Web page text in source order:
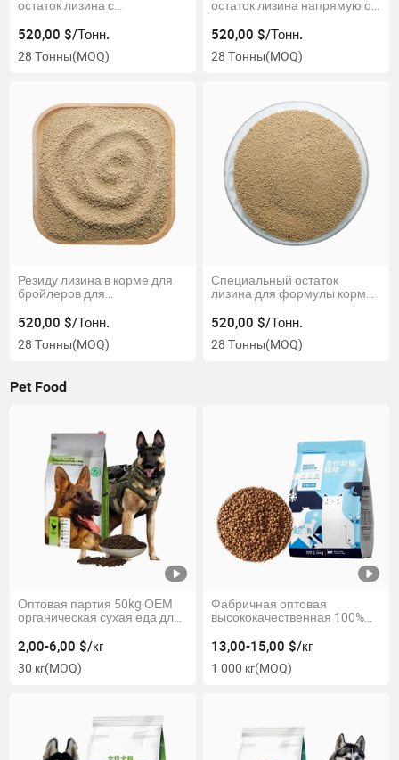
остаток лизина с
аминокислотами
520,00 $/Тонн.
28 Тонны(MOQ)
остаток лизина напрямую от
520,00 $/Тонн.
28 Тонны(MOQ)
Резиду лизина в корме для
бройлеров для
520,00 $/Тонн.
28 Тонны(MOQ)
Специальный остаток
лизина для формулы корма
520,00 $/Тонн.
28 Тонны(MOQ)
Pet Food
Оптовая партия 50kg ОЕМ
органическая сухая еда для
замороженная сушеная
жевательная еда для собак
2,00-6,00 $/кг
30 кг(MOQ)
Фабричная оптовая
высококачественная 100%
добавка в большом объеме
беззернового сухого корма
для кошек
13,00-15,00 $/кг
1 000 кг(MOQ)